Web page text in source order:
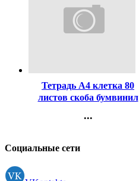
Тетрадь А4 клетка 80
листов скоба бумвинил
арт.Т4бв80кЭ_12326
...
Регистрация
Социальные сети